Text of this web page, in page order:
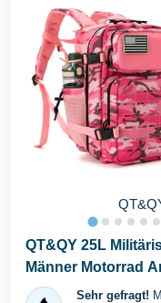
QT&QY 25L
Männer Motorrad
Sehr gefragt!